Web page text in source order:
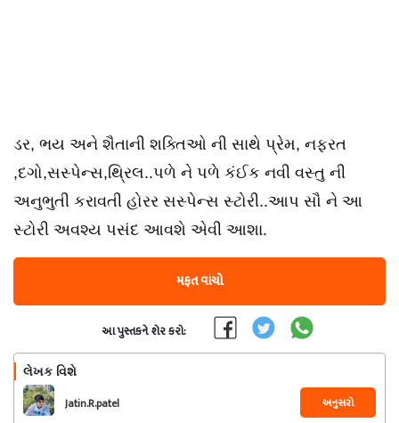
ડર, ભય અને શૈતાની શક્તિઓ ની સાથે પ્રેમ, નફરત
,દગો,સસ્પેન્સ,થ્રિલ..પળે ને પળે કંઈક નવી વસ્તુ ની
અનુભુતી કરાવતી હોરર સસ્પેન્સ સ્ટોરી..આપ સૌ ને આ
સ્ટોરી અવશ્ય પસંદ આવશે એવી આશા.
મફત વાંચો
આ પુસ્તકને શેર કરો:
લેખક વિશે
Jatin.R.patel અનુસરો